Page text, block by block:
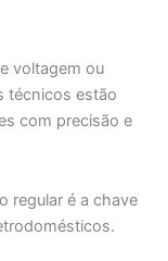
voltagem ou
técnicos estão
com precisão e
regular é a chave